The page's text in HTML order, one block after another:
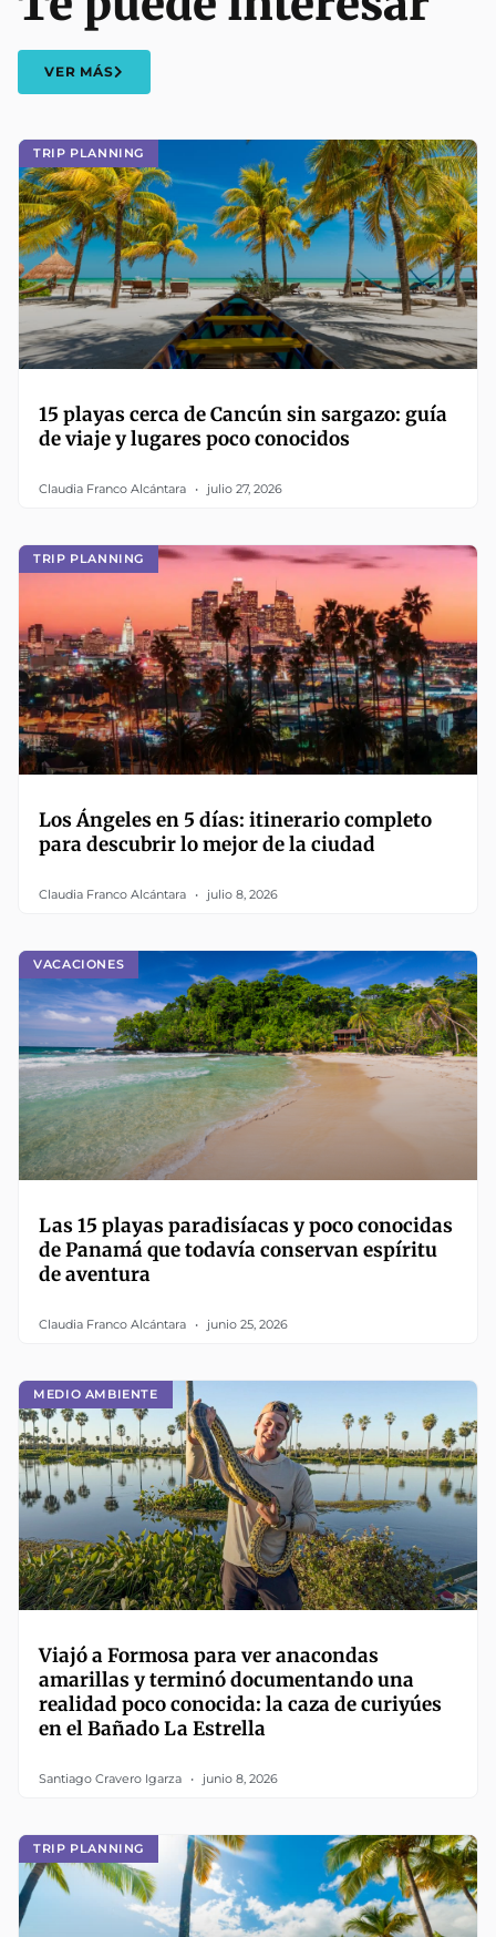
TRIP PLANNING
15 playas cerca de Cancún sin sargazo: guía
de viaje y lugares poco conocidos
Claudia Franco Alcántara julio 27, 2026
TRIP PLANNING
Los Ángeles en 5 días: itinerario completo
para descubrir lo mejor de la ciudad
Claudia Franco Alcántara julio 8, 2026
VACACIONES
Las 15 playas paradisíacas y poco conocidas
de Panamá que todavía conservan espíritu
de aventura
Claudia Franco Alcántara junio 25, 2026
VER MÁS
MEDIO AMBIENTE
Viajó a Formosa para ver anacondas
amarillas y terminó documentando una
realidad poco conocida: la caza de curiyúes
en el Bañado La Estrella
Santiago Cravero Igarza junio 8, 2026
TRIP PLANNING